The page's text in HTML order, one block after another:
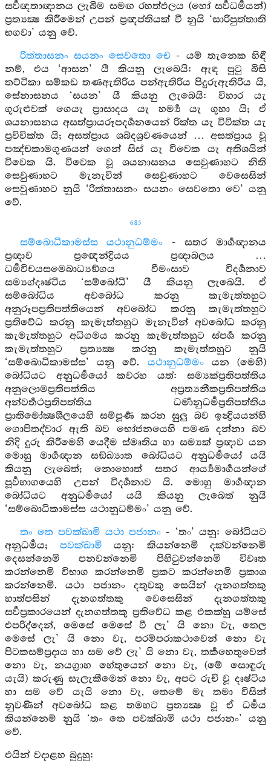
සර්‍වඥතාඥානය ලැබීම සමඟ රහත්ඵලය (හෝ සර්‍වධර්‍මයන්)
ප්‍රත්‍යක්‍ෂ කිරීමෙන් උපන් ප්‍රඥප්තියක් වී නුයි ‘සාරිපුත්තාති
භගවා’ යනු වේ.
රිත්තාසනං සයනං සෙවතො චෙ - යම් තැනෙක හිඳී
නම්, එය ‘ආසන’ යී කියනු ලැබෙයි: ඇඳ පුටු බිසි
තට්ටිකා සම්කඩ තණඇතිරිය පන්ඇතිරිය පිදුරුඇතිරිය යි,
සේනාසනය ‘සයන’ යී කියනු ලැබෙයි: විහාර යැ
ගුරුළුවක් ගෙයැ ප්‍රාසාදය යැ හර්‍ම්‍ය යැ ගුහා යි; ඒ
ශයනාසනය අසත්ප්‍රායරූපදර්‍ශනයෙන් රික්ත යැ විවික්ත යැ
ප්‍රවිවික්ත යි; අසත්ප්‍රාය ශබ්දශ්‍රවණයෙන් … අසත්ප්‍රාය වූ
පඤ්චකාමගුණයන් ගෙන් සිස් යැ විවෙක යැ අතිශයින්
විවෙක යි. විවෙක වූ ශයනාසනය සෙවුණාහට නිති
සෙවුණාහට මැනැවින් සෙවුණාහට වෙසෙසින්
සෙවුණාහට නුයි ‘රිත්තාසනං සයනං සෙවතො වෙ’ යනු
වේ.
685
සම්බොධිකාමස්ස යථානුධම්මං - සතර මාර්‍ගඥානය
ප්‍රඥාව ප්‍රඥෙන්ද්‍රියය ප්‍රඥාබලය …
ධර්‍මවිචයසමෙබාධ්‍යඞ්ගය වීමංසාව විදර්‍ශනාව
සම්‍යග්දෘෂ්ටිය ‘සම්බෝධි’ යී කියනු ලැබෙයි. ඒ
සම්බෝධිය අවබෝධ කරනු කැමැත්තහුට
අනුරූපප්‍රතිපත්තියෙන් අවබෝධ කරනු කැමැත්තහුට
ප්‍රතිවේධ කරනු කැමැත්තහුට මැනැවින් අවබෝධ කරනු
කැමැත්තහුට අධිගමය කරනු කැමැත්තහුට ස්පර්‍ශ කරනු
කැමැත්තහුට ප්‍රත්‍යක්‍ෂ කරනු කැමැත්තහුට නුයි
‘සම්බොධිකාමස්ස’ යනු වේ. යථානුධම්මංයන (මෙහි)
බෝධියට අනුධර්‍මයෝ කවරහ යත්: සම්‍යක්ප්‍රතිපත්තිය
අනුලොමප්‍රතිපත්තිය අප්‍රත්‍යනීකප්‍රතිපත්තිය
අන්වර්‍තථප්‍රතිපත්තිය ධර්‍මානුධර්‍මප්‍රතිපත්තිය
ප්‍රාතිමෝක්‍ෂශීලයෙහි සම්පූර්‍ණ කරන සුලු බව ඉන්‍ද්‍රියයන්හි
ගොපිතද්වාර ඇති බව භෝජනයෙහි පමණ දන්නා බව
නිදි දුරු කිරීමෙහි යෙදීම ස්මෘතිය හා සම්‍යක් ප්‍රඥාව යන
මොහු මාර්‍ගඥාන සඞ්ඛ්‍යාත බෝධියට අනුධර්‍මයෝ යයි
කියනු ලැබෙත්; නොහොත් සතර ආර්‍ය්‍යමාර්‍ගයන්ගේ
පූර්‍වභාගයෙහි උපන් විදර්‍ශනාව යි. මොහු මාර්‍ගඥාන
බෝධියට අනුධර්‍මයෝ යයි කියනු ලැබෙත් නුයි
‘සම්බොධිකාමස්ස යථානුධම්මං’ යනු වේ.
තං තෙ පවක්ඛාමි යථා පජානං - ‘තං’ යනු: බෝධියට
අනුධර්‍මය; පවක්ඛාමි යනු: කියන්නෙමි දක්වන්නෙමි
දෙසන්නෙමි පනවන්නෙමි පිහිටුවන්නෙමි විවෘත
කරන්නෙමි විභාග කරන්නෙමි ප්‍රකට කරන්නෙමි ප්‍රකාශ
කරන්නෙමි. යථා පජානං දතුවකු සෙයින් දැනගත්තකු
හාත්පසින් දැනගත්තකු වෙසෙසින් දැනගත්තකු
සර්‍වප්‍රකාරයෙන් දැනගත්තකු ප්‍රතිවේධ කළ එකක්හු යම්සේ
එපරිද්දෙන්, මෙසේ මෙසේ වී ලැ’ යි නො වැ, තෙල
මෙසේ ලැ’ යි නො වැ, පරම්පරාකථාවෙන් නො වැ
පිටකසම්ප්‍රදාය හා සම වේ ලැ’ යි නො වැ, තර්‍කහෙතුවෙන්
නො වැ, නයග්‍රාහ හේතුයෙන් නො වැ, (මේ සොඳුරු
යැයි) කරුණු සැලැකීමෙන් නො වැ, අපට රුචි වූ දෘෂ්ටිය
හා සම වේ යැයි නො වැ, තෙමේ මැ තමා විසින්
නුවණින් අවබෝධ කළ තමහට ප්‍රත්‍යක්‍ෂ වූ ඒ ධර්‍මය
කියන්නෙම් නුයි ‘තං තෙ පවක්ඛාමි යථා පජානං’ යනු
වේ.
එයින් වදාළහ බුදුහු: